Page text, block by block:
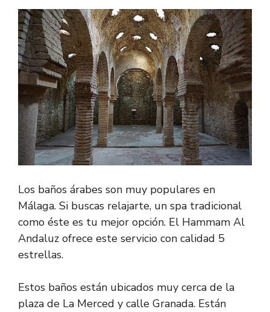
Los baños árabes son muy populares en
Málaga. Si buscas relajarte, un spa tradicional
como éste es tu mejor opción. El Hammam Al
Andaluz ofrece este servicio con calidad 5
estrellas.
Estos baños están ubicados muy cerca de la
plaza de La Merced y calle Granada. Están